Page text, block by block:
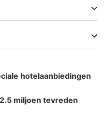
hotelaanbiedingen
miljoen tevreden